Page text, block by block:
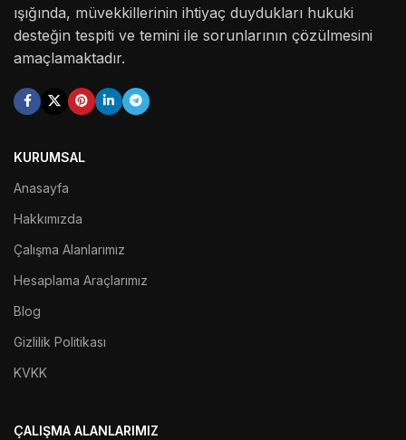
ışığında, müvekkillerinin ihtiyaç duydukları hukuki
desteğin tespiti ve temini ile sorunlarının çözülmesini
amaçlamaktadır.
KURUMSAL
Anasayfa
Hakkımızda
Çalışma Alanlarımız
Hesaplama Araçlarımız
Blog
Gizlilik Politikası
KVKK
ÇALIŞMA ALANLARIMIZ